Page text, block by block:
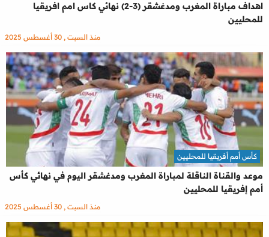
اهداف مباراة المغرب ومدغشقر (3-2) نهائي كاس امم افريقيا
للمحليين
منذ السبت , 30 أغسطس 2025
موعد والقناة الناقلة لمباراة المغرب ومدغشقر اليوم في نهائي كأس
أمم إفريقيا للمحليين
كأس أمم أفريقيا للمحليين
منذ السبت , 30 أغسطس 2025